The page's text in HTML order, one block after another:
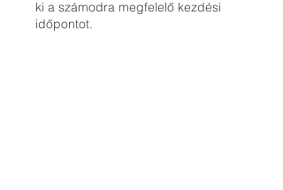
ki a számodra megfelelő kezdési
időpontot.